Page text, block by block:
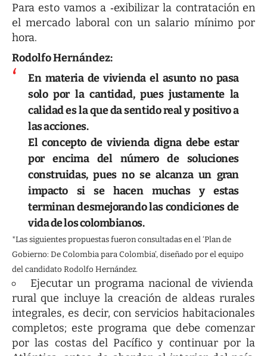
Para esto vamos a ‑exibilizar la contratación en
el mercado laboral con un salario mínimo por
hora.
Rodolfo Hernández:
En materia de vivienda el asunto no pasa
solo por la cantidad, pues justamente la
calidad es la que da sentido real y positivo a
las acciones.
El concepto de vivienda digna debe estar
por encima del número de soluciones
construidas, pues no se alcanza un gran
impacto si se hacen muchas y estas
terminan desmejorando las condiciones de
vida de los colombianos.
*Las siguientes propuestas fueron consultadas en el ‘Plan de
Gobierno: De Colombia para Colombia’, diseñado por el equipo
del candidato Rodolfo Hernández.
Ejecutar un programa nacional de vivienda
rural que incluye la creación de aldeas rurales
integrales, es decir, con servicios habitacionales
completos; este programa que debe comenzar
por las costas del Pacífico y continuar por la